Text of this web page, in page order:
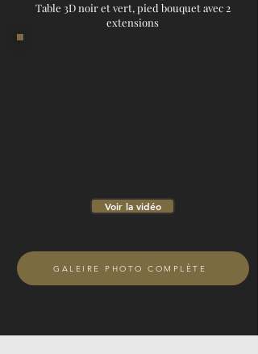
Table 3D noir et vert, pied bouquet avec 2
extensions
Voir la vidéo
GALEIRE PHOTO COMPLÈTE